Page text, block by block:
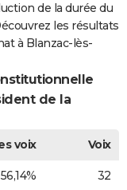
de la durée du
les résultats
à Blanzac-lès-
de la
voix
Voix
56,14% 32